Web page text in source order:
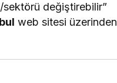
sektörü değiştirebilir”
web sitesi üzerinden